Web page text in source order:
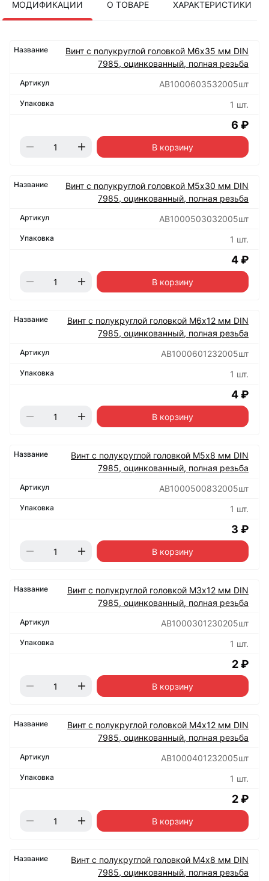
МОДИФИКАЦИИ О ТОВАРЕ ХАРАКТЕРИСТИКИ
Винт с полукруглой головкой М6х35 мм DIN
7985, оцинкованный, полная резьба
АВ1000603532005шт
1 шт.
6 ₽
В корзину
Винт с полукруглой головкой М5х30 мм DIN
7985, оцинкованный, полная резьба
АВ1000503032005шт
1 шт.
4 ₽
В корзину
Винт с полукруглой головкой М6х12 мм DIN
7985, оцинкованный, полная резьба
АВ1000601232005шт
1 шт.
4 ₽
В корзину
Винт с полукруглой головкой М5х8 мм DIN
7985, оцинкованный, полная резьба
АВ1000500832005шт
1 шт.
3 ₽
В корзину
Винт с полукруглой головкой М3х12 мм DIN
7985, оцинкованный, полная резьба
АВ1000301230205шт
1 шт.
2 ₽
В корзину
Винт с полукруглой головкой М4х12 мм DIN
7985, оцинкованный, полная резьба
АВ1000401232005шт
1 шт.
2 ₽
В корзину
Винт с полукруглой головкой М4х8 мм DIN
7985, оцинкованный, полная резьба